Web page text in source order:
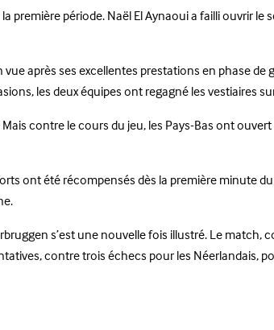
période. Naël El Aynaoui a failli ouvrir le
après ses excellentes prestations en phase de
les deux équipes ont regagné les vestiaires
contre le cours du jeu, les Pays-Bas ont
ont été récompensés dès la première minute
s’est une nouvelle fois illustré. Le match,
contre trois échecs pour les Néerlandais,